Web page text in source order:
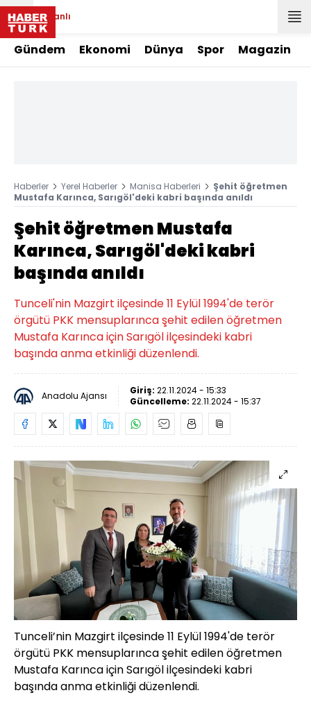
Canlı
Gündem Ekonomi Dünya Spor Magazin
Haberler Yerel Haberler Manisa Haberleri
Şehit öğretmen
Mustafa Karınca, Sarıgöl'deki kabri başında anıldı
Şehit öğretmen Mustafa
Karınca, Sarıgöl'deki kabri
başında anıldı
Tunceli'nin Mazgirt ilçesinde 11 Eylül 1994'de terör
örgütü PKK mensuplarınca şehit edilen öğretmen
Mustafa Karınca için Sarıgöl ilçesindeki kabri
başında anma etkinliği düzenlendi.
Anadolu Ajansı Giriş: 22.11.2024 - 15:33
Güncelleme: 22.11.2024 - 15:37
Tunceli’nin Mazgirt ilçesinde 11 Eylül 1994'de terör
örgütü PKK mensuplarınca şehit edilen öğretmen
Mustafa Karınca için Sarıgöl ilçesindeki kabri
başında anma etkinliği düzenlendi.